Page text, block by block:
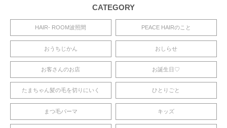
CATEGORY
HAIR- ROOM波照間 PEACE HAIRのこと
おうちじかん おしらせ
お客さんのお店 お誕生日♡
たまちゃん髪の毛を切りにいく ひとりごと
まつ毛パーマ キッズ